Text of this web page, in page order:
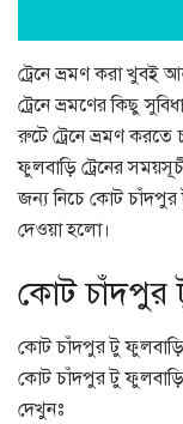
ট্রেনে ভ্রমণ করা খুবই
ট্রেনে ভ্রমণের কিছু
রুটে ট্রেনে ভ্রমণ
ফুলবাড়ি ট্রেনের
জন্য নিচে কোট চাঁদপুর
দেওয়া হলো।
কোট চাঁদপুর
কোট চাঁদপুর টু ফুলবাড়ি
কোট চাঁদপুর টু ফুলবাড়ি
দেখুনঃ